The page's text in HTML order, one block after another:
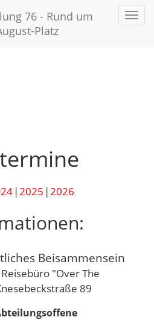
76 - Rund um
Platz
2025 2026
Beisammensein
Reisebüro "Over The
89